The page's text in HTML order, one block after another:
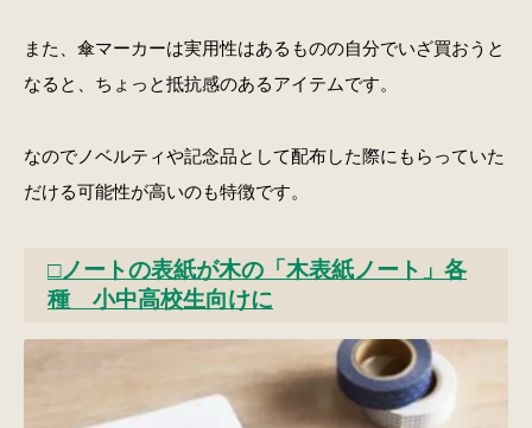
また、傘マーカーは実用性はあるものの自分でいざ買おうと
なると、ちょっと抵抗感のあるアイテムです。
なのでノベルティや記念品として配布した際にもらっていた
だける可能性が高いのも特徴です。
□ノートの表紙が木の「木表紙ノート」各
種 小中高校生向けに